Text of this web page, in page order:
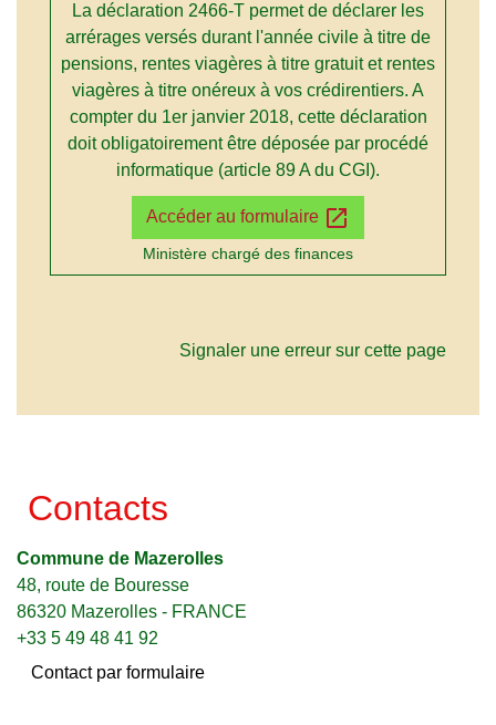
La déclaration 2466-T permet de déclarer les
arrérages versés durant l'année civile à titre de
pensions, rentes viagères à titre gratuit et rentes
viagères à titre onéreux à vos crédirentiers. A
compter du 1erjanvier 2018, cette déclaration
doit obligatoirement être déposée par procédé
informatique (article 89 A du CGI).
Accéder au formulaire open_in_new
Ministère chargé des finances
Signaler une erreur sur cette page
Contacts
Commune de Mazerolles
48, route de Bouresse
86320 Mazerolles - FRANCE
+33 5 49 48 41 92
Contact par formulaire